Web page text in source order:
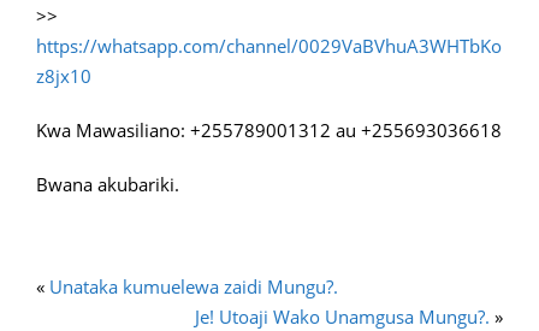
>>
https://whatsapp.com/channel/0029VaBVhuA3WHTbKo
z8jx10
Kwa Mawasiliano: +255789001312 au +255693036618
Bwana akubariki.
« Unataka kumuelewa zaidi Mungu?.
Je! Utoaji Wako Unamgusa Mungu?. »